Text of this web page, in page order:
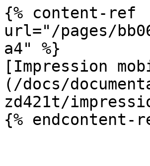
{% content-ref
url="/pages/
a4" %}
[Impression
(/docs/
zd421t/